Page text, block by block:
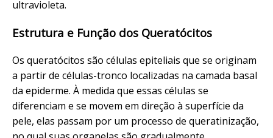
ultravioleta.
Estrutura e Função dos Queratócitos
Os queratócitos são células epiteliais que se originam
a partir de células-tronco localizadas na camada basal
da epiderme. À medida que essas células se
diferenciam e se movem em direção à superfície da
pele, elas passam por um processo de queratinização,